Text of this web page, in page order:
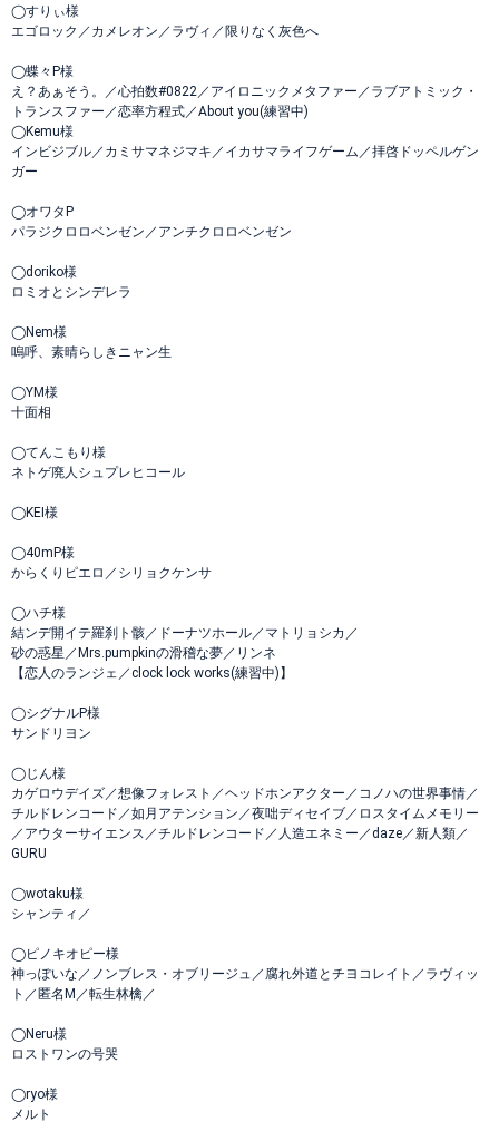
◯すりぃ様
エゴロック／カメレオン／ラヴィ／限りなく灰色へ
◯蝶々P様
え？あぁそう。／心拍数#0822／アイロニックメタファー／ラブアトミック・
トランスファー／恋率方程式／About you(練習中)
◯Kemu様
インビジブル／カミサマネジマキ／イカサマライフゲーム／拝啓ドッペルゲン
ガー
◯オワタP
パラジクロロベンゼン／アンチクロロベンゼン
◯doriko様
ロミオとシンデレラ
◯Nem様
嗚呼、素晴らしきニャン生
◯YM様
十面相
◯てんこもり様
ネトゲ廃人シュプレヒコール
◯KEI様
◯40mP様
からくりピエロ／シリョクケンサ
◯ハチ様
結ンデ開イテ羅刹ト骸／ドーナツホール／マトリョシカ／
砂の惑星／Mrs.pumpkinの滑稽な夢／リンネ
【恋人のランジェ／clock lock works(練習中)】
◯シグナルP様
サンドリヨン
◯じん様
カゲロウデイズ／想像フォレスト／ヘッドホンアクター／コノハの世界事情／
チルドレンコード／如月アテンション／夜咄ディセイブ／ロスタイムメモリー
／アウターサイエンス／チルドレンコード／人造エネミー／daze／新人類／
GURU
◯wotaku様
シャンティ／
◯ピノキオピー様
神っぽいな／ノンブレス・オブリージュ／腐れ外道とチヨコレイト／ラヴィッ
ト／匿名M／転生林檎／
◯Neru様
ロストワンの号哭
◯ryo様
メルト